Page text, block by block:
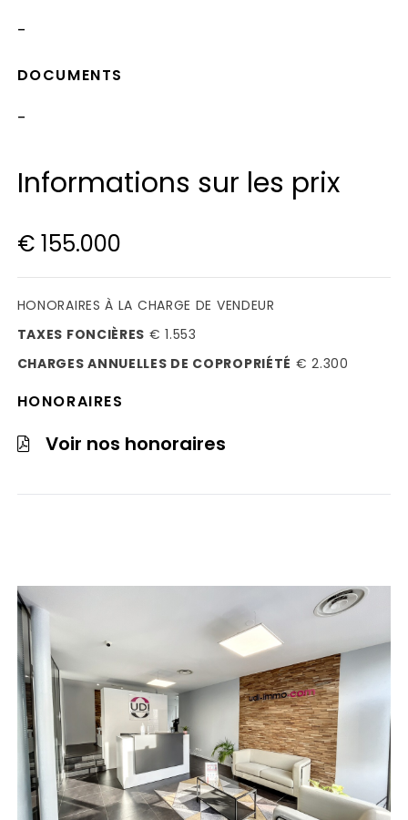
-
DOCUMENTS
-
Informations sur les prix
€ 155.000
HONORAIRES À LA CHARGE DE VENDEUR
TAXES FONCIÈRES € 1.553
CHARGES ANNUELLES DE COPROPRIÉTÉ € 2.300
HONORAIRES
Voir nos honoraires